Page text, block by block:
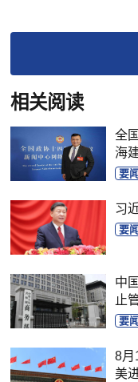
相关阅读
全
海
要闻
习
要闻
中
止
要闻
8月
美